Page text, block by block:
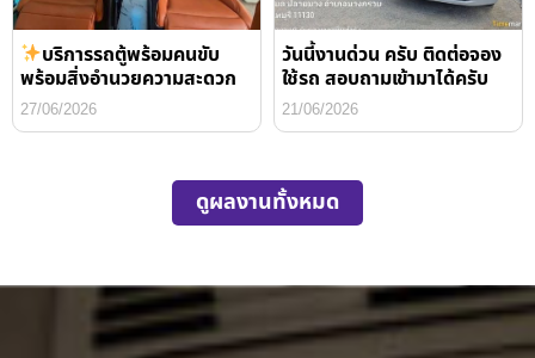
บริการรถตู้พร้อมคนขับ
พร้อมสิ่งอำนวยความสะดวก
27/06/2026
วันนี้งานด่วน ครับ ติดต่อจอง
ใช้รถ สอบถามเข้ามาได้ครับ
21/06/2026
ดูผลงานทั้งหมด